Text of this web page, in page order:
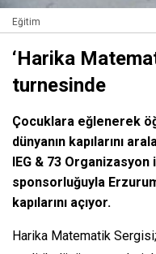
Eğitim
‘Harika
turnesinde
Çocuklara eğlenerek
dünyanın kapılarını
IEG & 73
sponsorluğuyla
kapılarını açıyor.
Harika Matematik